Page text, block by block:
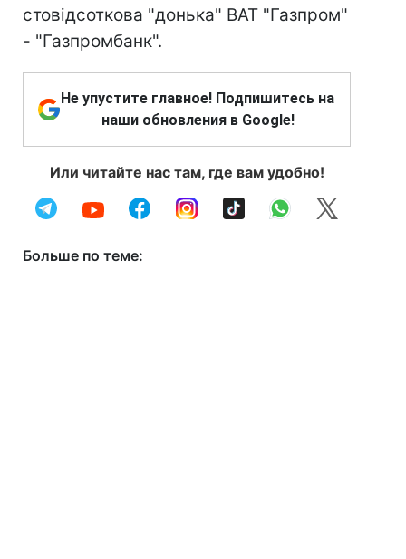
стовідсоткова "донька" ВАТ "Газпром"
- "Газпромбанк".
Не упустите главное! Подпишитесь на
наши обновления в Google!
Или читайте нас там, где вам удобно!
Больше по теме: